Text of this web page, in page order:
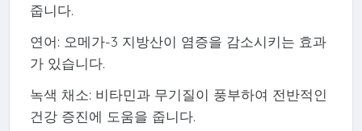
줍니다.
연어: 오메가-3 지방산이 염증을 감소시키는 효과
가 있습니다.
녹색 채소: 비타민과 무기질이 풍부하여 전반적인
건강 증진에 도움을 줍니다.